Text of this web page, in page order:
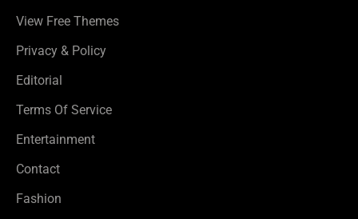
View Free Themes
Privacy & Policy
Editorial
Terms Of Service
Entertainment
Contact
Fashion